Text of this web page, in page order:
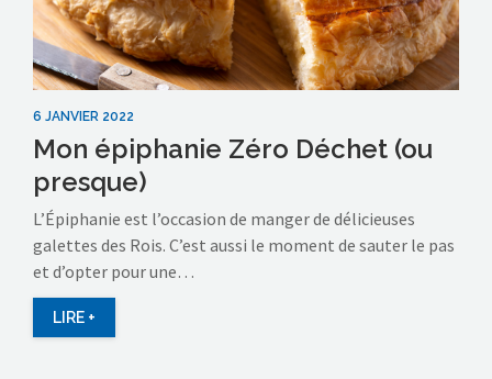
6 JANVIER 2022
Mon épiphanie Zéro Déchet (ou
presque)
L’Épiphanie est l’occasion de manger de délicieuses
galettes des Rois. C’est aussi le moment de sauter le pas
et d’opter pour une…
LIRE +